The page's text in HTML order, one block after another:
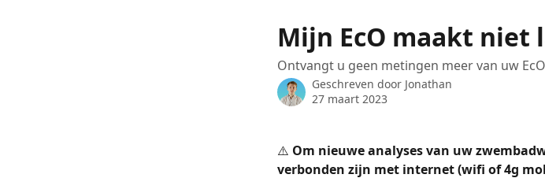
Mijn EcO maakt
Ontvangt u geen metingen meer van uw
Geschreven door Jonathan
27 maart 2023
⚠️ Om nieuwe analyses van uw
verbonden zijn met internet (wifi of 4g